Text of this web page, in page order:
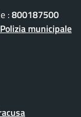
:800187500
municipale